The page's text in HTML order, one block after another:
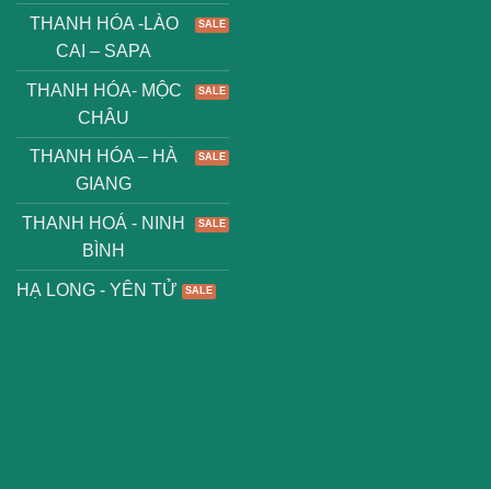
THANH HÓA -LÀO
CAI – SAPA
THANH HÓA- MỘC
CHÂU
THANH HÓA – HÀ
GIANG
THANH HOÁ - NINH
BÌNH
HẠ LONG - YÊN TỬ